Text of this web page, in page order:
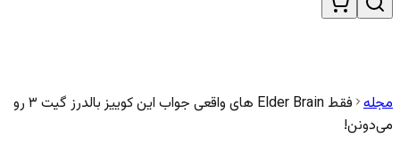
مجله
فقط Elder Brain های واقعی جواب این کوییز بالدرز گیت ۳ رو
می‌دونن!